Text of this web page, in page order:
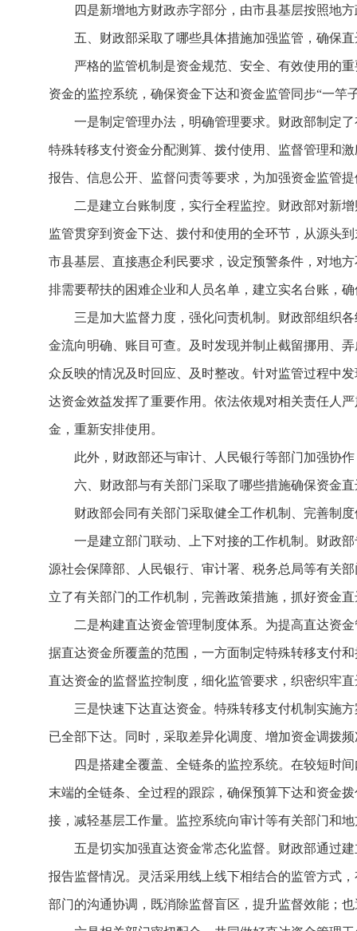
四是新增地方财政赤字部分，由市县基层按照地
五、财政部采取了哪些具体措施加强监管，确保
严格的监管机制是资金规范、安全、有效使用的
资金的监控系统，确保资金下达和资金监管同步“一竿
一是制定管理办法，明确管理要求。财政部制定
特殊转移支付资金分配测算、拨付使用、监督管理和
报告、信息公开、监督问责等要求，为加强资金监管
二是建立台账制度，实行全程监控。财政部对新
监管贯穿到资金下达、拨付和使用的全环节，从源头
市县基层、直接惠企利民要求，设定预警条件，对地
排需要帮扶的困难企业和人员名单，建立实名台账，
三是加大监督力度，强化问责机制。财政部组织
金流向明确、账目可查。及时发现并制止截留挪用、
众反映的情况及时回应、及时整改。针对监管过程中
达资金效益发挥了重要作用。依法依规对相关责任人
金，重新安排使用。
此外，财政部还与审计、人民银行等部门加强协
六、财政部与有关部门采取了哪些措施确保资金
财政部会同有关部门采取健全工作机制、完善制
一是建立部门联动、上下对接的工作机制。财政
源社会保障部、人民银行、审计署、税务总局等有关
立了有关部门的工作机制，完善政策措施，抓好资金
二是构建直达资金管理制度体系。为提高直达资
据直达资金所覆盖的范围，一方面制定特殊转移支付
直达资金的监督监控制度，细化监管要求，织密织牢
三是快速下达直达资金。特殊转移支付机制实施
已全部下达。同时，采取差异化调度、增加资金调拨
四是搭建全覆盖、全链条的监控系统。在较短时
末端的全链条、全过程的跟踪，确保预算下达和资金
接，减轻基层工作量。监控系统向审计等有关部门和
五是切实加强直达资金常态化监督。财政部通过
报告监督情况。灵活采用线上线下相结合的监管方式
部门的沟通协调，既消除监督盲区，提升监督效能；